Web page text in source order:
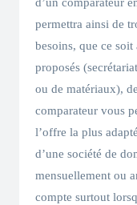
d’un comparateur
permettra ainsi de
besoins, que ce
proposés
ou de matériaux),
comparateur vous
l’offre la plus
d’une société de
mensuellement ou
compte surtout